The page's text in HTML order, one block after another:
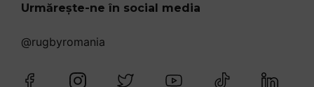
Urmărește-ne în social media
@rugbyromania